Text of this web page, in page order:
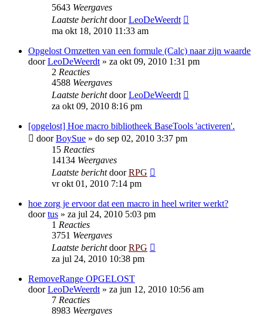
5643 Weergaves
Laatste berichtdoorLeoDeWeerdt
ma okt 18, 2010 11:33 am
Opgelost Omzetten van een formule (Calc) naar zijn waarde
doorLeoDeWeerdt » za okt 09, 2010 1:31 pm
2 Reacties
4588 Weergaves
Laatste berichtdoorLeoDeWeerdt
za okt 09, 2010 8:16 pm
[opgelost] Hoe macro bibliotheek BaseTools 'activeren'.
doorBoySue » do sep 02, 2010 3:37 pm
15 Reacties
14134 Weergaves
Laatste berichtdoorRPG
vr okt 01, 2010 7:14 pm
hoe zorg je ervoor dat een macro in heel writer werkt?
doortus » za jul 24, 2010 5:03 pm
1 Reacties
3751 Weergaves
Laatste berichtdoorRPG
za jul 24, 2010 10:38 pm
RemoveRange OPGELOST
doorLeoDeWeerdt » za jun 12, 2010 10:56 am
7 Reacties
8983 Weergaves